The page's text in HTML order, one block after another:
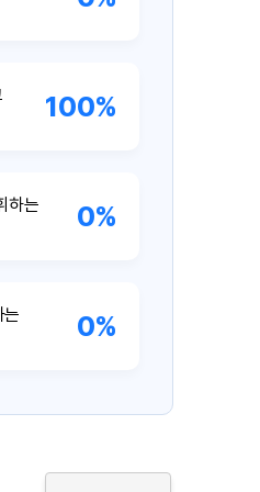
100%
하는 0%
는 0%